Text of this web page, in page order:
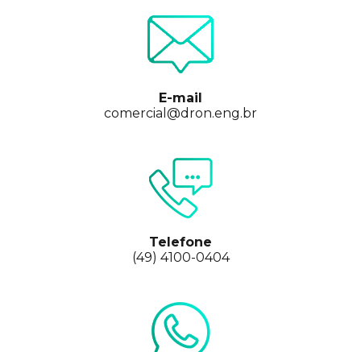
E-mail
comercial@dron.eng.br
Telefone
(49) 4100-0404